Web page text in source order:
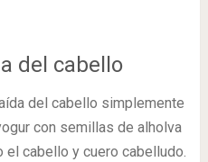
del cabello
del cabello simplemente
con semillas de alholva
cabello y cuero cabelludo.